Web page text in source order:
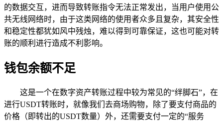
的数据交互，进而导致转账指令无法正常发出，当用户使用公
共无线网络时，由于这类网络的使用者众多且复杂，其安全性
和稳定性都犹如风中残烛，难以得到可靠保证，这也可能对转
账的顺利进行造成不利影响。
钱包余额不足
这是一个在数字资产转账过程中较为常见的“绊脚石”，在
进行USDT转账时，就像我们去商场购物，除了要支付商品的
价格（即转出的USDT数量）外，还需要支付一定的“服务